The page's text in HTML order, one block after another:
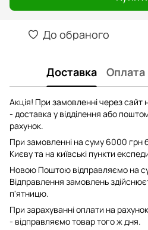
До обраного
Доставка Оплата
Акція! При замовленні через сайт
- доставка у відділення або
рахунок.
При замовленні на суму 6000 грн
Києву та на київські пункти
Новою Поштою відправляємо на
Відправлення замовлень
п'ятницю.
При зарахуванні оплати на
- відправляємо товар того ж дня.